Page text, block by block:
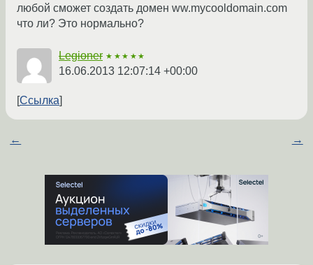
любой сможет создать домен ww.mycooldomain.com
что ли? Это нормально?
Legioner ★★★★★
16.06.2013 12:07:14 +00:00
Ссылка
← →